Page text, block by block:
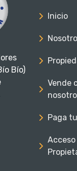
Bío)
Inicio
Vende
Paga
Acceso